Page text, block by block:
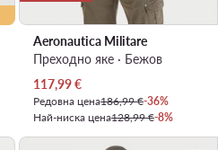
Aeronautica Militare
Преходно яке · Бежов
Актуална цена
117,99€
Редовна цена186,99 €-36%
Най-ниска цена128,99 €-8%